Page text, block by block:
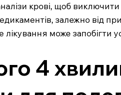
крові, щоб
залежно від
може запобігти
4